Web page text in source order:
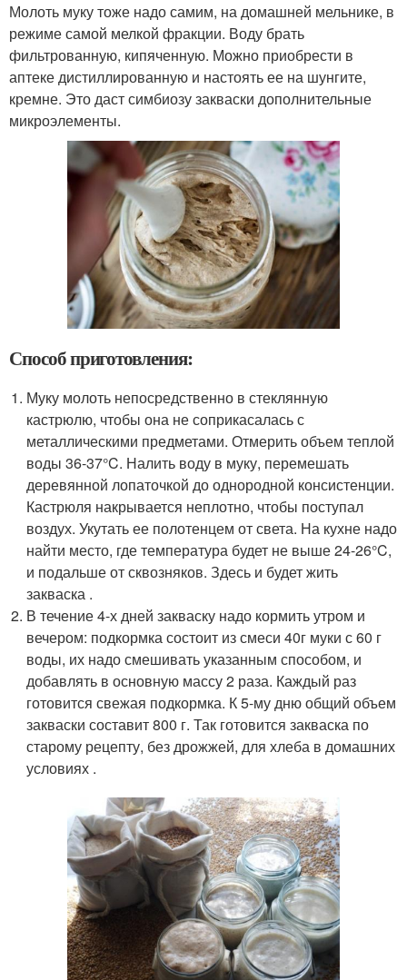
Молоть муку тоже надо самим, на домашней мельнике, в
режиме самой мелкой фракции. Воду брать
фильтрованную, кипяченную. Можно приобрести в
аптеке дистиллированную и настоять ее на шунгите,
кремне. Это даст симбиозу закваски дополнительные
микроэлементы.
Способ приготовления:
Муку молоть непосредственно в стеклянную
кастрюлю, чтобы она не соприкасалась с
металлическими предметами. Отмерить объем теплой
воды 36-37°C. Налить воду в муку, перемешать
деревянной лопаточкой до однородной консистенции.
Кастрюля накрывается неплотно, чтобы поступал
воздух. Укутать ее полотенцем от света. На кухне надо
найти место, где температура будет не выше 24-26°C,
и подальше от сквозняков. Здесь и будет жить
закваска .
В течение 4-х дней закваску надо кормить утром и
вечером: подкормка состоит из смеси 40г муки с 60 г
воды, их надо смешивать указанным способом, и
добавлять в основную массу 2 раза. Каждый раз
готовится свежая подкормка. К 5-му дню общий объем
закваски составит 800 г. Так готовится закваска по
старому рецепту, без дрожжей, для хлеба в домашних
условиях .